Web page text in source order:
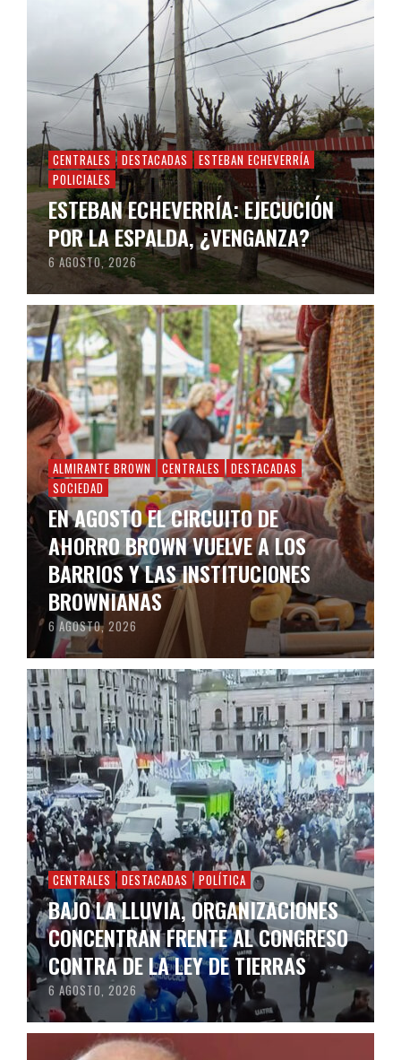
CENTRALES DESTACADAS
ESTEBAN ECHEVERRÍA
POLICIALES
ESTEBAN ECHEVERRÍA: EJECUCIÓN
POR LA ESPALDA, ¿VENGANZA?
6 AGOSTO, 2026
ALMIRANTE BROWN CENTRALES
DESTACADAS
SOCIEDAD
EN AGOSTO EL CIRCUITO DE
AHORRO BROWN VUELVE A LOS
BARRIOS Y LAS INSTITUCIONES
BROWNIANAS
6 AGOSTO, 2026
CENTRALES DESTACADAS POLÍTICA
BAJO LA LLUVIA, ORGANIZACIONES
CONCENTRAN FRENTE AL CONGRESO
CONTRA DE LA LEY DE TIERRAS
6 AGOSTO, 2026